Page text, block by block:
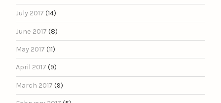
July 2017 (14)
June 2017 (8)
May 2017 (11)
April 2017 (9)
March 2017 (9)